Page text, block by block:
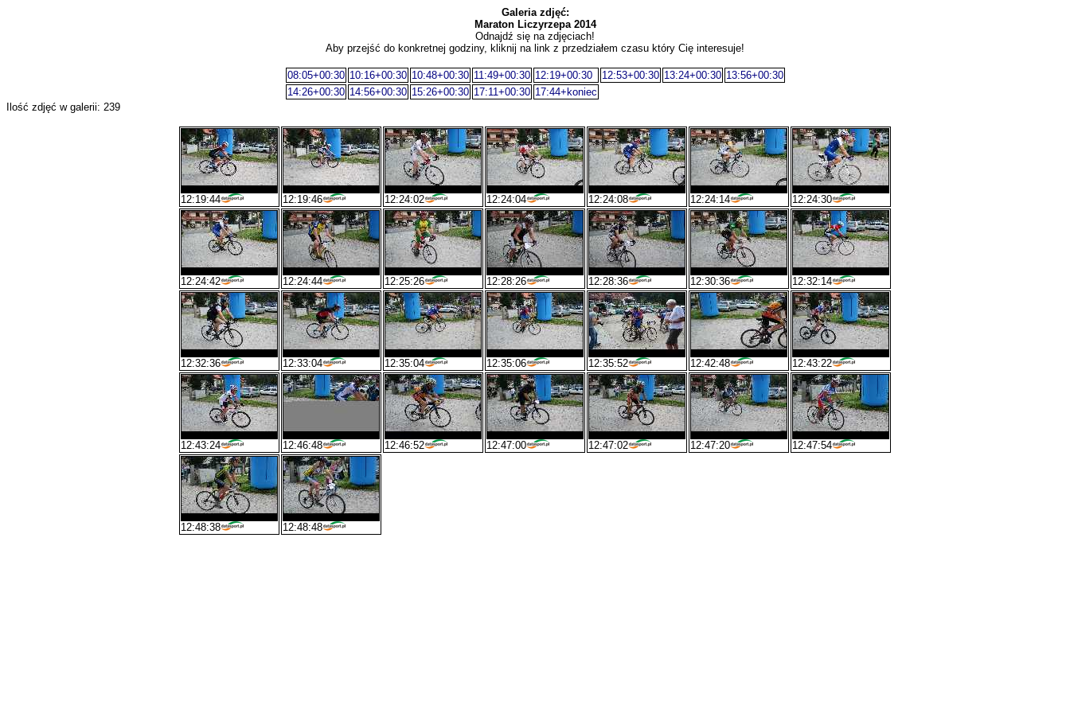
Galeria zdjęć:
Maraton Liczyrzepa 2014
Odnajdź się na zdjęciach!
Aby przejść do konkretnej godziny, kliknij na link z przedziałem czasu który Cię interesuje!
08:05+00:30 10:16+00:30 10:48+00:30 11:49+00:30 12:19+00:30 12:53+00:30 13:24+00:30 13:56+00:30
14:26+00:30 14:56+00:30 15:26+00:30 17:11+00:30 17:44+koniec
Ilość zdjęć w galerii: 239
12:19:44 12:19:46 12:24:02 12:24:04 12:24:08 12:24:14 12:24:30
12:24:42 12:24:44 12:25:26 12:28:26 12:28:36 12:30:36 12:32:14
12:32:36 12:33:04 12:35:04 12:35:06 12:35:52 12:42:48 12:43:22
12:43:24 12:46:48 12:46:52 12:47:00 12:47:02 12:47:20 12:47:54
12:48:38 12:48:48